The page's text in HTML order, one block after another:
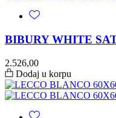
BIBURY WHITE
2.526,00
Dodaj u korpu